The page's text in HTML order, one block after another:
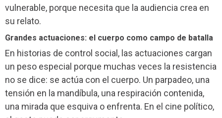
vulnerable, porque necesita que la audiencia crea en
su relato.
Grandes actuaciones: el cuerpo como campo de batalla
En historias de control social, las actuaciones cargan
un peso especial porque muchas veces la resistencia
no se dice: se actúa con el cuerpo. Un parpadeo, una
tensión en la mandíbula, una respiración contenida,
una mirada que esquiva o enfrenta. En el cine político,